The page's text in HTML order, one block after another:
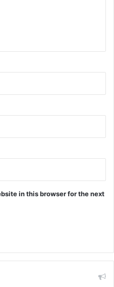
in this browser for the next